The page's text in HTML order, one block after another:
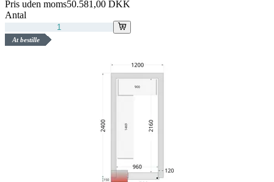
Pris uden moms50.581,00 DKK
Antal
At bestille